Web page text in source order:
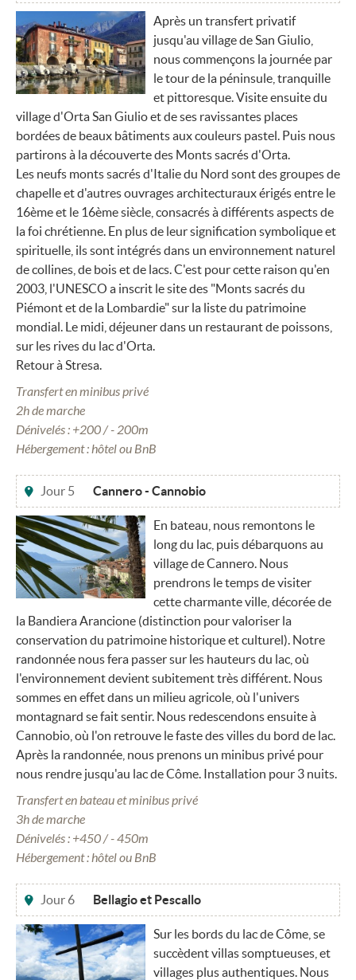
Après un transfert privatif
jusqu'au village de San Giulio,
nous commençons la journée par
le tour de la péninsule, tranquille
et pittoresque. Visite ensuite du
village d'Orta San Giulio et de ses ravissantes places
bordées de beaux bâtiments aux couleurs pastel. Puis nous
partirons à la découverte des Monts sacrés d'Orta.
Les neufs monts sacrés d'Italie du Nord sont des groupes de
chapelle et d'autres ouvrages architecturaux érigés entre le
16ème et le 16ème siècle, consacrés à différents aspects de
la foi chrétienne. En plus de leur signification symbolique et
spirituelle, ils sont intégrés dans un environnement naturel
de collines, de bois et de lacs. C'est pour cette raison qu'en
2003, l'UNESCO a inscrit le site des "Monts sacrés du
Piémont et de la Lombardie" sur la liste du patrimoine
mondial. Le midi, déjeuner dans un restaurant de poissons,
sur les rives du lac d'Orta.
Retour à Stresa.
Transfert en minibus privé
2h de marche
Dénivelés : +200 / - 200m
Hébergement : hôtel ou BnB
Jour 5 Cannero - Cannobio
En bateau, nous remontons le
long du lac, puis débarquons au
village de Cannero. Nous
prendrons le temps de visiter
cette charmante ville, décorée de
la Bandiera Arancione (distinction pour valoriser la
conservation du patrimoine historique et culturel). Notre
randonnée nous fera passer sur les hauteurs du lac, où
l'environnement devient subitement très différent. Nous
sommes en effet dans un milieu agricole, où l'univers
montagnard se fait sentir. Nous redescendons ensuite à
Cannobio, où l'on retrouve le faste des villes du bord de lac.
Après la randonnée, nous prenons un minibus privé pour
nous rendre jusqu'au lac de Côme. Installation pour 3 nuits.
Transfert en bateau et minibus privé
3h de marche
Dénivelés : +450 / - 450m
Hébergement : hôtel ou BnB
Jour 6 Bellagio et Pescallo
Sur les bords du lac de Côme, se
succèdent villas somptueuses, et
villages plus authentiques. Nous